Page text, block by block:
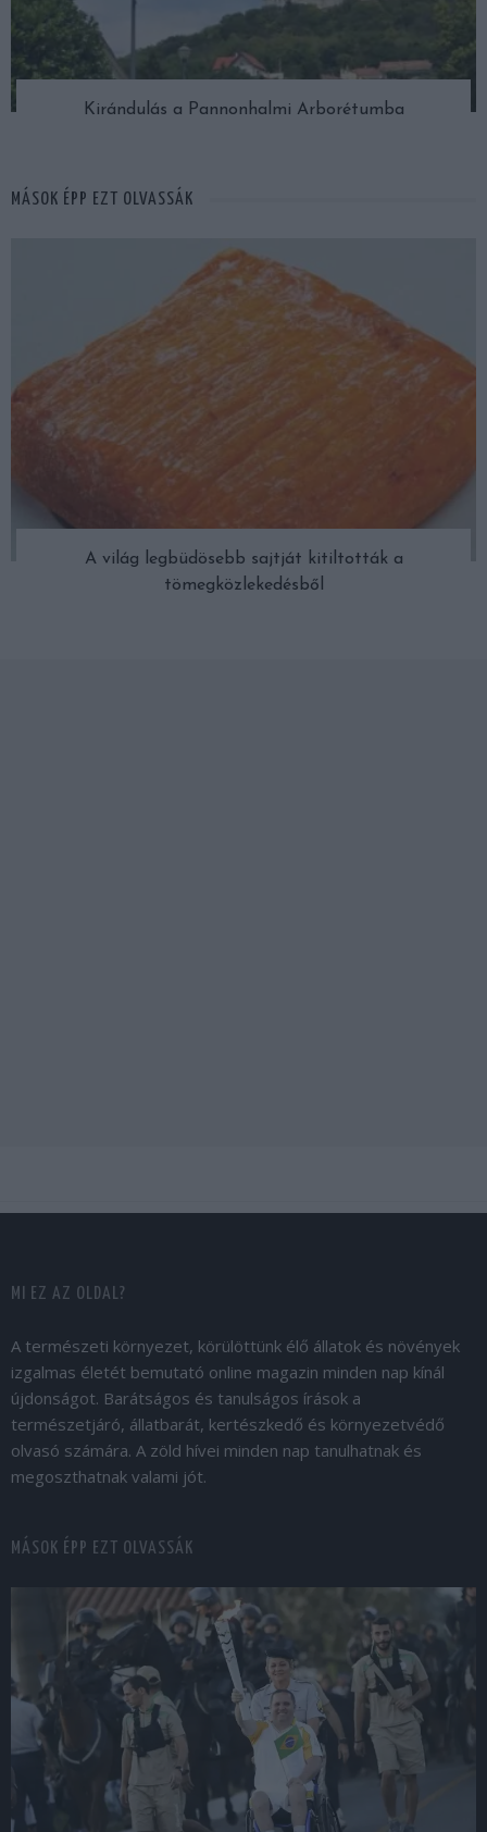
Kirándulás a Pannonhalmi Arborétumba
MÁSOK ÉPP EZT OLVASSÁK
A világ legbüdösebb sajtját kitiltották a
tömegközlekedésből
MI EZ AZ OLDAL?
A természeti környezet, körülöttünk élő állatok és növények
izgalmas életét bemutató online magazin minden nap kínál
újdonságot. Barátságos és tanulságos írások a
természetjáró, állatbarát, kertészkedő és környezetvédő
olvasó számára. A zöld hívei minden nap tanulhatnak és
megoszthatnak valami jót.
MÁSOK ÉPP EZT OLVASSÁK